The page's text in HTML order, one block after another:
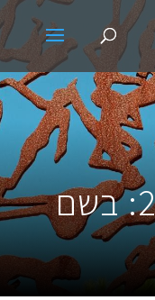
יום השואה 2020: בשם